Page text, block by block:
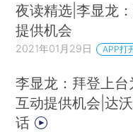
夜读精选|李显龙
提供机会
2021年01月29日 APP打
李显龙：拜登上
互动提供机会|达
话